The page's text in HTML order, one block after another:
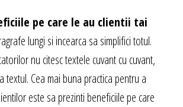
pe care le au clientii tai
lungi si incearca sa simplifici totul.
nu citesc textele cuvant cu cuvant,
textul. Cea mai buna practica pentru a
este sa prezinti beneficiile pe care